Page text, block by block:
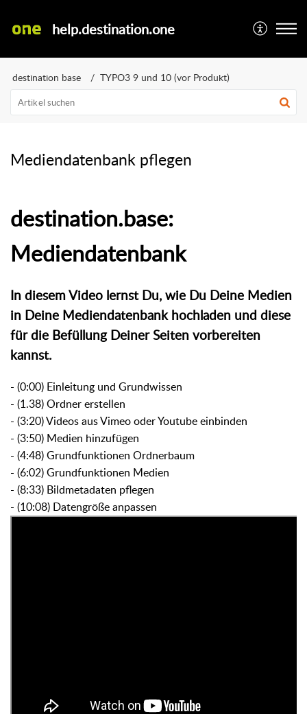
help.destination.one
destination base TYPO3 9 und 10 (vor Produkt)
Mediendatenbank pflegen
destination.base:
Mediendatenbank
In diesem Video lernst Du, wie Du Deine Medien
in Deine Mediendatenbank hochladen und diese
für die Befüllung Deiner Seiten vorbereiten
kannst.
- (0:00) Einleitung und Grundwissen
- (1.38) Ordner erstellen
- (3:20) Videos aus Vimeo oder Youtube einbinden
- (3:50) Medien hinzufügen
- (4:48) Grundfunktionen Ordnerbaum
- (6:02) Grundfunktionen Medien
- (8:33) Bildmetadaten pflegen
- (10:08) Datengröße anpassen